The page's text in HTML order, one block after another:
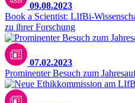
09.08.2023
Book a Scientist: LIfBi-
zu ihrer Forschung
07.02.2023
Prominenter Besuch zum